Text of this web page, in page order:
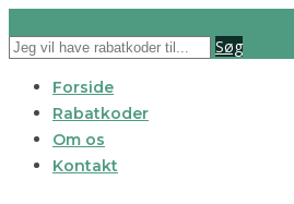
Søg
Forside
Rabatkoder
Om os
Kontakt